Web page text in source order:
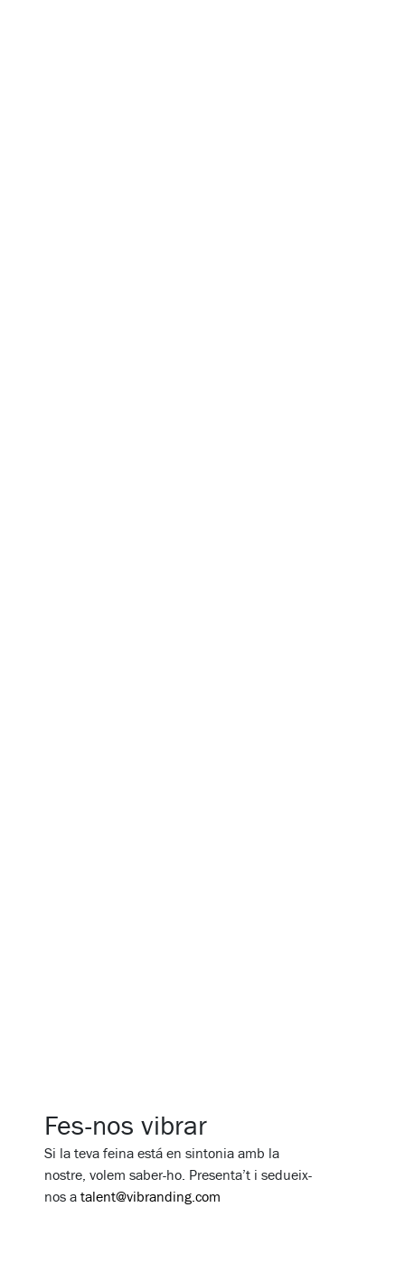
Fes-nos vibrar
Si la teva feina está en sintonia amb la
nostre, volem saber-ho. Presenta’t i sedueix-
nos a talent@vibranding.com